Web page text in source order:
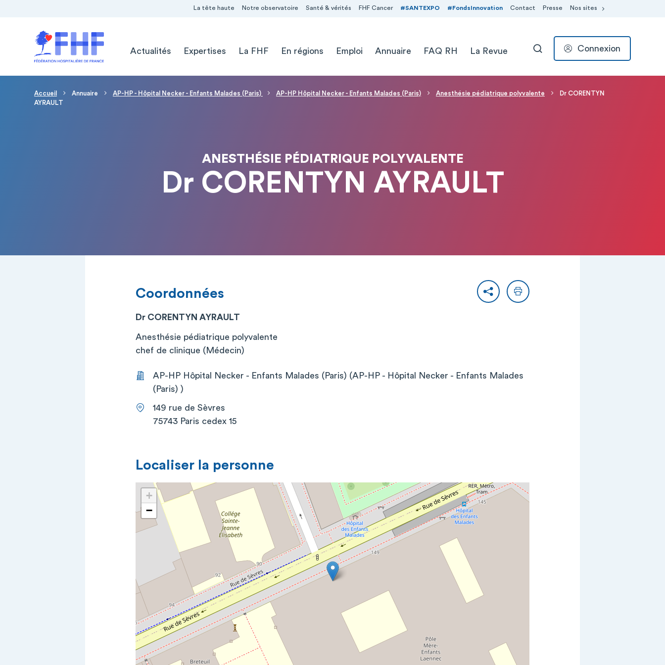
La tête haute Notre observatoire Santé & vérités FHF Cancer #SANTEXPO #FondsInnovation Contact Presse Nos sites
Actualités
Expertises La FHF En régions Emploi Annuaire FAQ RH La Revue RECHERCHER
Connexion
Fil d'Ariane
Accueil Annuaire AP-HP - Hôpital Necker - Enfants Malades (Paris) AP-HP Hôpital Necker - Enfants Malades (Paris) Anesthésie pédiatrique polyvalente
Dr CORENTYN
AYRAULT
ANESTHÉSIE PÉDIATRIQUE POLYVALENTE
Dr CORENTYN AYRAULT
PartagerImprimer
Coordonnées
Dr CORENTYN AYRAULT
Anesthésie pédiatrique polyvalente
chef de clinique (Médecin)
AP-HP Hôpital Necker - Enfants Malades (Paris) (AP-HP - Hôpital Necker - Enfants Malades
(Paris) )
149 rue de Sèvres
75743 Paris cedex 15
Localiser la personne
+
−